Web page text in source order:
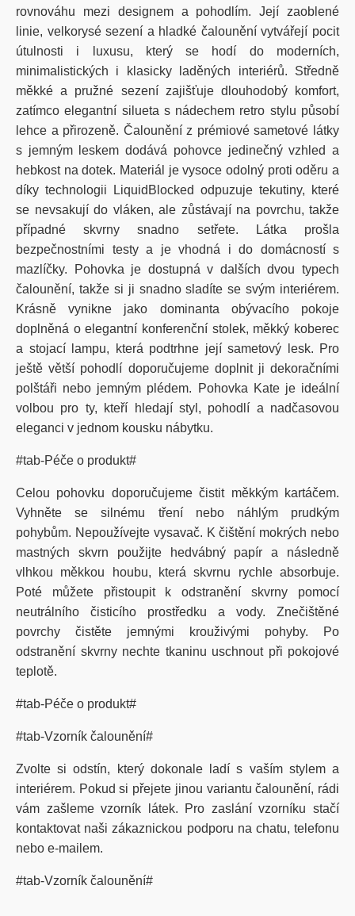
rovnováhu mezi designem a pohodlím. Její zaoblené
linie, velkorysé sezení a hladké čalounění vytvářejí pocit
útulnosti i luxusu, který se hodí do moderních,
minimalistických i klasicky laděných interiérů. Středně
měkké a pružné sezení zajišťuje dlouhodobý komfort,
zatímco elegantní silueta s nádechem retro stylu působí
lehce a přirozeně. Čalounění z prémiové sametové látky
s jemným leskem dodává pohovce jedinečný vzhled a
hebkost na dotek. Materiál je vysoce odolný proti oděru a
díky technologii LiquidBlocked odpuzuje tekutiny, které
se nevsakují do vláken, ale zůstávají na povrchu, takže
případné skvrny snadno setřete. Látka prošla
bezpečnostními testy a je vhodná i do domácností s
mazlíčky. Pohovka je dostupná v dalších dvou typech
čalounění, takže si ji snadno sladíte se svým interiérem.
Krásně vynikne jako dominanta obývacího pokoje
doplněná o elegantní konferenční stolek, měkký koberec
a stojací lampu, která podtrhne její sametový lesk. Pro
ještě větší pohodlí doporučujeme doplnit ji dekoračními
polštáři nebo jemným plédem. Pohovka Kate je ideální
volbou pro ty, kteří hledají styl, pohodlí a nadčasovou
eleganci v jednom kousku nábytku.
#tab-Péče o produkt#
Celou pohovku doporučujeme čistit měkkým kartáčem.
Vyhněte se silnému tření nebo náhlým prudkým
pohybům. Nepoužívejte vysavač. K čištění mokrých nebo
mastných skvrn použijte hedvábný papír a následně
vlhkou měkkou houbu, která skvrnu rychle absorbuje.
Poté můžete přistoupit k odstranění skvrny pomocí
neutrálního čisticího prostředku a vody. Znečištěné
povrchy čistěte jemnými krouživými pohyby. Po
odstranění skvrny nechte tkaninu uschnout při pokojové
teplotě.
#tab-Péče o produkt#
#tab-Vzorník čalounění#
Zvolte si odstín, který dokonale ladí s vaším stylem a
interiérem. Pokud si přejete jinou variantu čalounění, rádi
vám zašleme vzorník látek. Pro zaslání vzorníku stačí
kontaktovat naši zákaznickou podporu na chatu, telefonu
nebo e-mailem.
#tab-Vzorník čalounění#